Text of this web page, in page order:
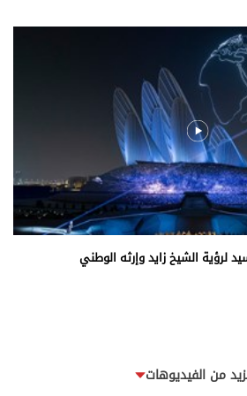
لرؤية الشيخ زايد وإرثه الوطني
من الفيديوهات